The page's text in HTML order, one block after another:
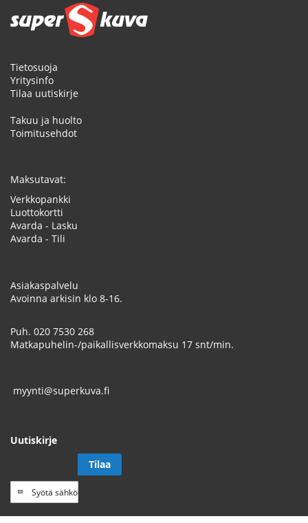
Tietosuoja
Yritysinfo
Tilaa uutiskirje
Takuu ja huolto
Toimitusehdot
Maksutavat:
Verkkopankki
Luottokortti
Avarda - Lasku
Avarda - Tili
Asiakaspalvelu
Avoinna arkisin klo 8-16.
Puh. 020 7530 268
Matkapuhelin-/paikallisverkkomaksu 17 snt/min.
myynti@superkuva.fi
Uutiskirje
Tilaa
uutiskirje
Tilaa